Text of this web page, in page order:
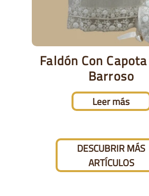
Faldón Con
Barroso
Leer más
DESCUBRIR MÁS
ARTÍCULOS